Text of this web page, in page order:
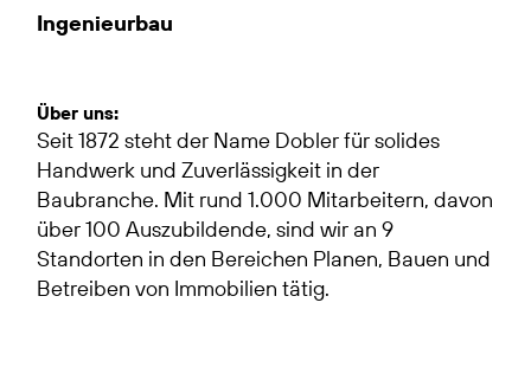
Ingenieurbau
Über uns:
Seit 1872 steht der Name Dobler für solides
Handwerk und Zuverlässigkeit in der
Baubranche. Mit rund 1.000 Mitarbeitern, davon
über 100 Auszubildende, sind wir an 9
Standorten in den Bereichen Planen, Bauen und
Betreiben von Immobilien tätig.